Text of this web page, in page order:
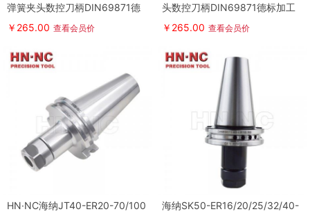
弹簧夹头数控刀柄DIN69871德
标刀柄
￥265.00 查看会员价
头数控刀柄DIN69871德标加工
中心刀柄
￥265.00 查看会员价
HN·NC海纳JT40-ER20-70/100
海纳SK50-ER16/20/25/32/40-